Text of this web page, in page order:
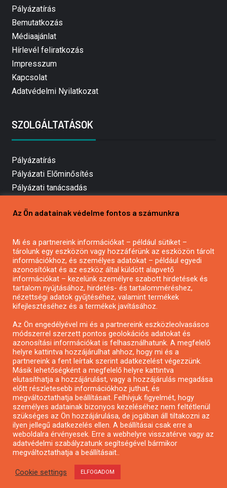
Pályázatírás
Bemutatkozás
Médiaajánlat
Hírlevél feliratkozás
Impresszum
Kapcsolat
Adatvédelmi Nyilatkozat
SZOLGÁLTATÁSOK
Pályázatírás
Pályázati Előminősítés
Pályázati tanácsadás
Mezőgazdasági pályázatírás
Pályázatírás civil szervezeteknek
Pályázatírás önkormányzatoknak
Pályázatfigyelés
Specifikus pályázatfigyelés vagy hírlevél
Pályázatok magánszemélyeknek
Pályázatok civil szervezeteknek
Pályázatok vállalkozásoknak
Önkormányzati pályázatok
Mezőgazdasági pályázatok
Falusi turizmus pályázatok
Napelem pályázatok
GINOP pályázatok
Copyright © All rights reserved.
Az Ön adatainak védelme fontos a számunkra
Mi és a partnereink információkat – például sütiket –
tárolunk egy eszközön vagy hozzáférünk az eszközön tárolt
információkhoz, és személyes adatokat – például egyedi
azonosítókat és az eszköz által küldött alapvető
információkat – kezelünk személyre szabott hirdetések és
tartalom nyújtásához, hirdetés- és tartalomméréshez,
nézettségi adatok gyűjtéséhez, valamint termékek
kifejlesztéséhez és a termékek javításához.
Az Ön engedélyével mi és a partnereink eszközleolvasásos
módszerrel szerzett pontos geolokációs adatokat és
azonosítási információkat is felhasználhatunk. A megfelelő
helyre kattintva hozzájárulhat ahhoz, hogy mi és a
partnereink a fent leírtak szerint adatkezelést végezzünk.
Másik lehetőségként a megfelelő helyre kattintva
elutasíthatja a hozzájárulást, vagy a hozzájárulás megadása
előtt részletesebb információkhoz juthat, és
megváltoztathatja beállításait. Felhívjuk figyelmét, hogy
személyes adatainak bizonyos kezeléséhez nem feltétlenül
szükséges az Ön hozzájárulása, de jogában áll tiltakozni az
ilyen jellegű adatkezelés ellen. A beállításai csak erre a
weboldalra érvényesek. Erre a webhelyre visszatérve vagy az
adatvédelmi szabályzatunk segítségével bármikor
megváltoztathatja a beállításait..
Cookie settings ELFOGADOM